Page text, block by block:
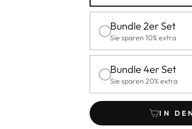
Bundle 2er Set
Sie sparen 10% extra
Bundle 4er Set
Sie sparen 20% extra
IN